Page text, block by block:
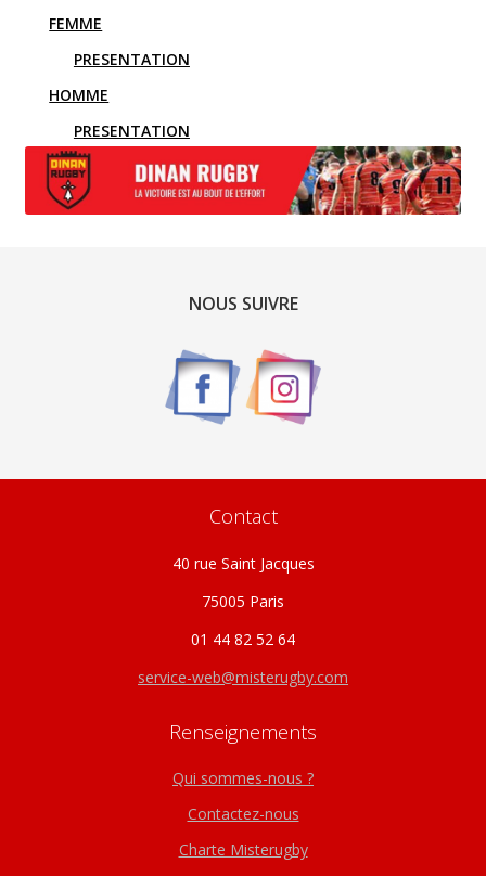
FEMME
PRESENTATION
HOMME
PRESENTATION
TRAINING
NOUS SUIVRE
Contact
40 rue Saint Jacques
75005 Paris
01 44 82 52 64
service-web@misterugby.com
Renseignements
Qui sommes-nous ?
Contactez-nous
Charte Misterugby